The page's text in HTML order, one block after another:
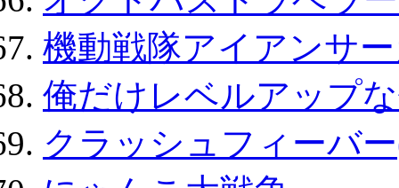
機動戦隊アイアンサ
俺だけレベルアップ
クラッシュフィーバ